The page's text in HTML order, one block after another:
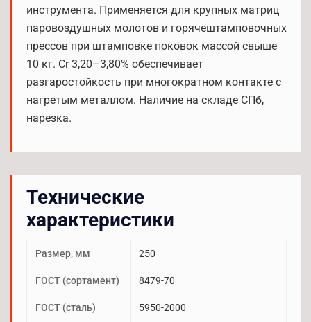
инструмента. Применяется для крупных матриц
паровоздушных молотов и горячештамповочных
прессов при штамповке поковок массой свыше
10 кг. Cr 3,20–3,80% обеспечивает
разгаростойкость при многократном контакте с
нагретым металлом. Наличие на складе СПб,
нарезка.
Технические
характеристики
Размер, мм 250
ГОСТ (сортамент) 8479-70
ГОСТ (сталь) 5950-2000